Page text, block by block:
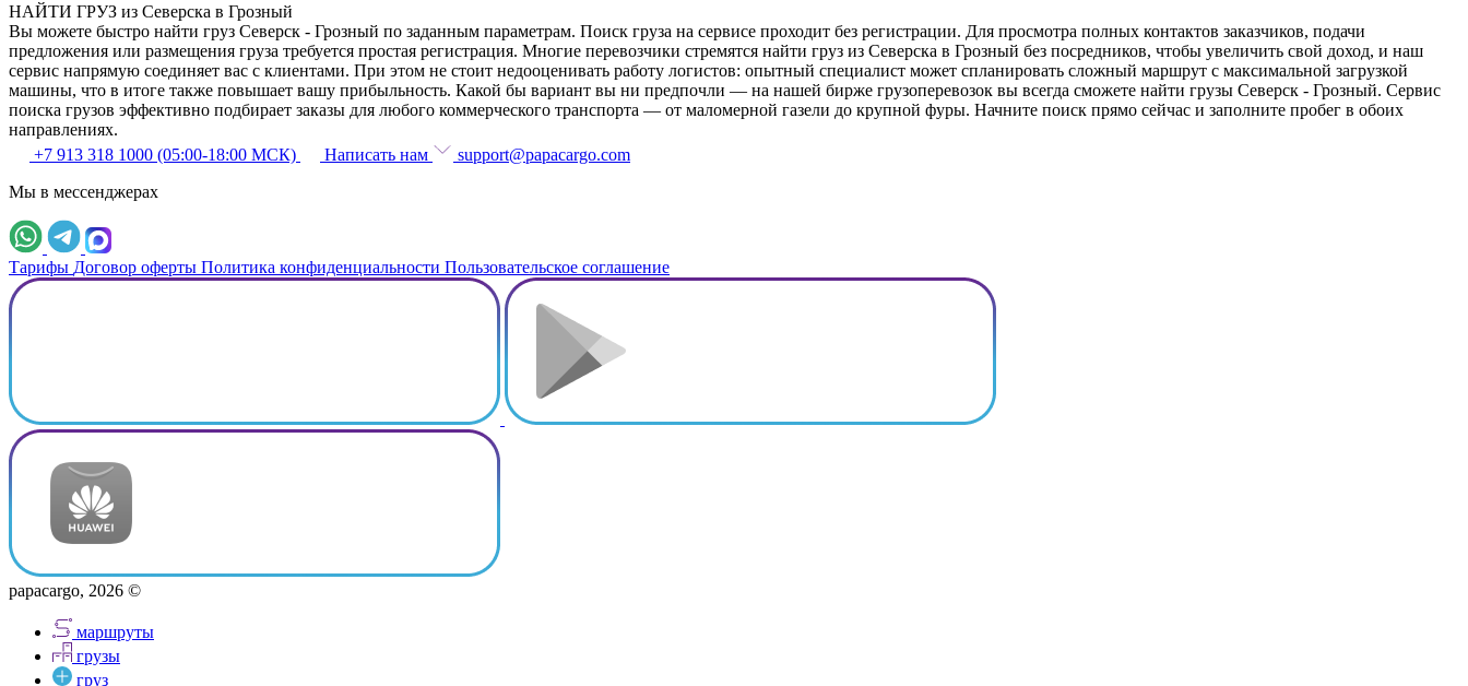
НАЙТИ ГРУЗ из Северска в Грозный
Вы можете быстро найти груз Северск - Грозный по заданным параметрам. Поиск груза на сервисе проходит без регистрации. Для просмотра полных контактов заказчиков, подачи
предложения или размещения груза требуется простая регистрация. Многие перевозчики стремятся найти груз из Северска в Грозный без посредников, чтобы увеличить свой доход, и наш
сервис напрямую соединяет вас с клиентами. При этом не стоит недооценивать работу логистов: опытный специалист может спланировать сложный маршрут с максимальной загрузкой
машины, что в итоге также повышает вашу прибыльность. Какой бы вариант вы ни предпочли — на нашей бирже грузоперевозок вы всегда сможете найти грузы Северск - Грозный. Сервис
поиска грузов эффективно подбирает заказы для любого коммерческого транспорта — от маломерной газели до крупной фуры. Начните поиск прямо сейчас и заполните пробег в обоих
направлениях.
+7 913 318 1000 (05:00-18:00 МСК)
Написать нам
support@papacargo.com
Мы в мессенджерах
Тарифы Договор оферты Политика конфиденциальности Пользовательское соглашение
papacargo, 2026 ©
маршруты
грузы
груз